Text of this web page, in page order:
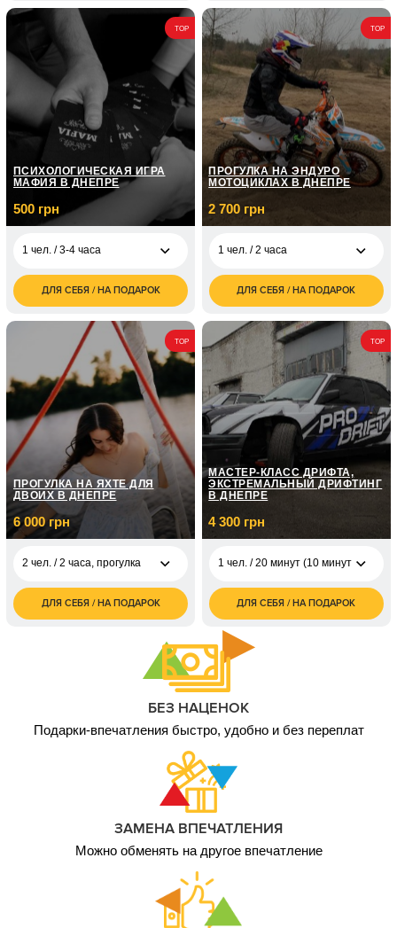
2 чел. / 2 часа
2 500
грн
3 чел. / 2 часа
3 600
грн
4 чел. / 3 часа
4 500
грн
4 чел. / 4 часа
6 000
грн
TOP
ПСИХОЛОГИЧЕСКАЯ ИГРА
МАФИЯ В ДНЕПРЕ
500 грн
1 чел. / 3-4 часа
грн
5 000
грн
1 чел. / 1
ДЛЯ СЕБЯ / НА ПОДАРОК
TOP
ПРОГУЛКА НА ЭНДУРО
МОТОЦИКЛАХ В ДНЕПРЕ
2 700 грн
1 чел. / 2 часа
2 700
грн
2 чел. / 2 часа
5 400
грн
1 чел. / 3 часа
грн
ДЛЯ СЕБЯ / НА ПОДАРОК
TOP
ПРОГУЛКА НА ЯХТЕ ДЛЯ
ДВОИХ В ДНЕПРЕ
6 000 грн
2 чел. / 2 часа, прогулка
2 чел. / 2 часа,
прогулка
грн
8 000
грн
24 000
грн
5 чел. / 3 часа, для
9 000
15 000
грн
грн
ДЛЯ СЕБЯ / НА ПОДАРОК
TOP
МАСТЕР-КЛАСС ДРИФТА,
ЭКСТРЕМАЛЬНЫЙ ДРИФТИНГ
В ДНЕПРЕ
4 300 грн
1 чел. / 20 минут (10 минут
1 чел. / 20 минут (10
минут теория+ 10
минут практика)
4 300
1 чел. / 30 минут (10
минут теория+ 20
минут практика)
30минут
грн
ДЛЯ СЕБЯ / НА ПОДАРОК
БЕЗ НАЦЕНОК
Подарки-впечатления быстро, удобно и без переплат
ЗАМЕНА ВПЕЧАТЛЕНИЯ
Можно обменять на другое впечатление